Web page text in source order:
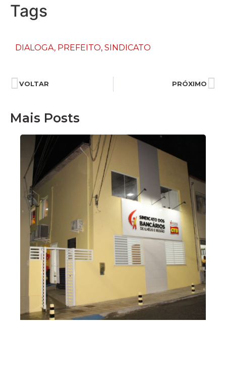
Tags
DIALOGA, PREFEITO, SINDICATO
VOLTAR PRÓXIMO
Mais Posts